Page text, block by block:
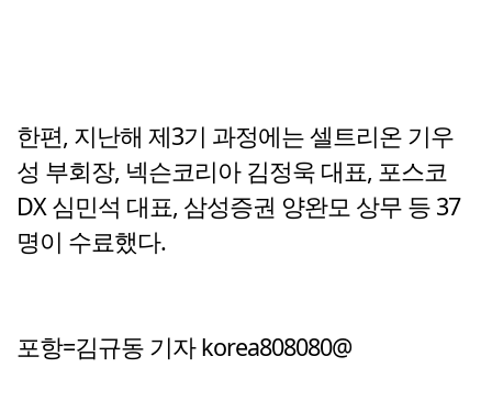
한편, 지난해 제3기 과정에는 셀트리온 기우
성 부회장, 넥슨코리아 김정욱 대표, 포스코
DX 심민석 대표, 삼성증권 양완모 상무 등 37
명이 수료했다.
포항=김규동 기자 korea808080@